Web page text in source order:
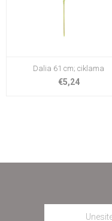
Dalia 61 cm; ciklama
€5,24